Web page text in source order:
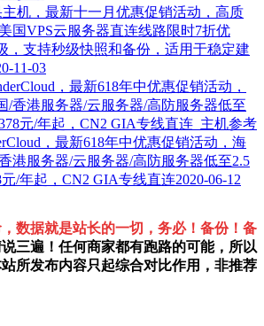
主机，最新十一月优惠促销活动，高质
国VPS云服务器直连线路限时7折优
，支持秒级快照和备份，适用于稳定建
11-03
，最新618年中优惠促销活动，海
港服务器/云服务器/高防服务器低至2.5
/年起，CN2 GIA专线直连2020-06-12
数据就是站长的一切，务必！备份！备
三遍！任何商家都有跑路的可能，所以
所发布内容只起综合对比作用，非推荐